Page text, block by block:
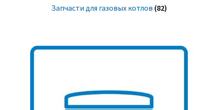
Запчасти для газовых котлов (82)